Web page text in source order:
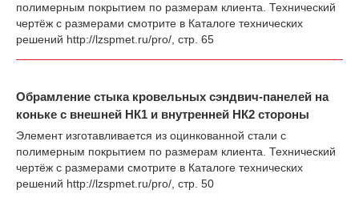
полимерным покрытием по размерам клиента. Технический
чертёж с размерами смотрите в Каталоге технических
решений http://lzspmet.ru/pro/ , стр. 65
Обрамление стыка кровельных сэндвич-панелей на
коньке с внешней НК1 и внутренней НК2 стороны
Элемент изготавливается из оцинкованной стали с
полимерным покрытием по размерам клиента. Технический
чертёж с размерами смотрите в Каталоге технических
решений http://lzspmet.ru/pro/ , стр. 50